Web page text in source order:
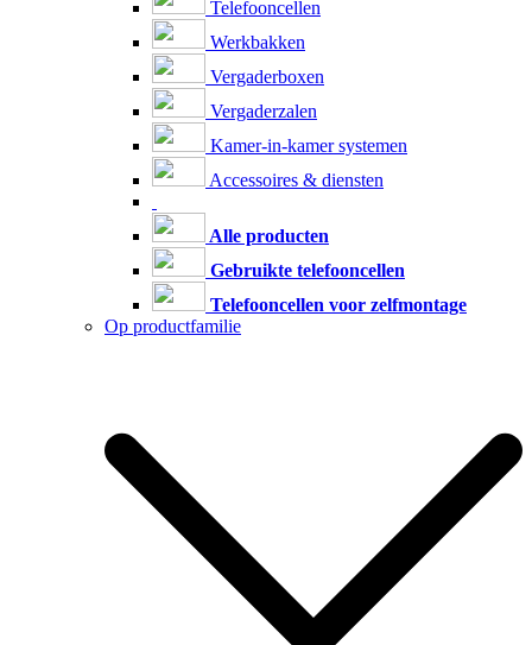
Telefooncellen
Werkbakken
Vergaderboxen
Vergaderzalen
Kamer-in-kamer systemen
Accessoires & diensten
Alle producten
Gebruikte telefooncellen
Telefooncellen voor zelfmontage
Op productfamilie